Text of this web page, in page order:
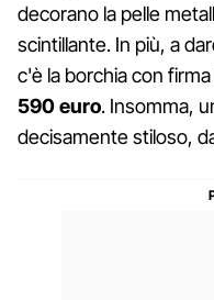
decorano la pelle
scintillante. In più, a
c'è la borchia con
590 euro. Insomma,
decisamente stiloso,